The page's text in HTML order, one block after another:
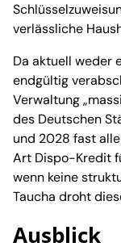
verlässliche
Da aktuell weder
endgültig
Verwaltung
des Deutschen
und 2028 fast
Art Dispo-Kredit
wenn keine
Taucha droht
Ausblick